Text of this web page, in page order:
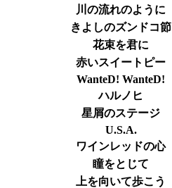
川の流れのように
きよしのズンドコ節
花束を君に
赤いスイートピー
WanteD! WanteD!
ハルノヒ
星屑のステージ
U.S.A.
ワインレッドの心
瞳をとじて
上を向いて歩こう